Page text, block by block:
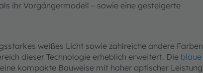
ihr Vorgängermodell – sowie eine gesteigerte
weißes Licht sowie zahlreiche andere Farben
dieser Technologie erheblich erweitert. Die blaue
kompakte Bauweise mit hoher optischer Leistung